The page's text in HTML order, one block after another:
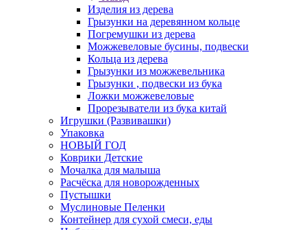
Изделия из дерева
Грызунки на деревянном кольце
Погремушки из дерева
Можжевеловые бусины, подвески
Кольца из дерева
Грызунки из можжевельника
Грызунки , подвески из бука
Ложки можжевеловые
Прорезыватели из бука китай
Игрушки (Развивашки)
Упаковка
НОВЫЙ ГОД
Коврики Детские
Мочалка для малыша
Расчёска для новорожденных
Пустышки
Муслиновые Пеленки
Контейнер для сухой смеси, еды